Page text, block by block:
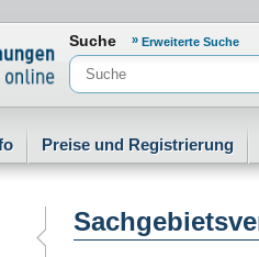
Suche Erweiterte Suche
Preise und Registrierung